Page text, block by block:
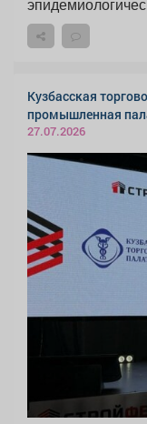
Кузбасская
промышленная
27.07.2026